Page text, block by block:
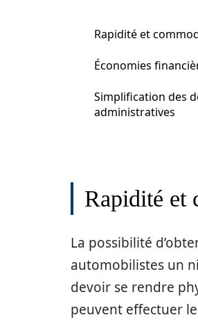
Rapidité et
Économies
Simplification des
administratives
Rapidité et
La possibilité
automobilistes un
devoir se rendre
peuvent effectuer